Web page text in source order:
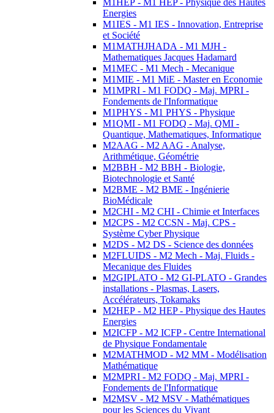
M1HEP - M1 HEP - Physique des Hautes
Energies
M1IES - M1 IES - Innovation, Entreprise
et Société
M1MATHJHADA - M1 MJH -
Mathematiques Jacques Hadamard
M1MEC - M1 Mech - Mecanique
M1MIE - M1 MiE - Master en Economie
M1MPRI - M1 FODQ - Maj. MPRI -
Fondements de l'Informatique
M1PHYS - M1 PHYS - Physique
M1QMI - M1 FODQ - Maj. QMI -
Quantique, Mathematiques, Informatique
M2AAG - M2 AAG - Analyse,
Arithmétique, Géométrie
M2BBH - M2 BBH - Biologie,
Biotechnologie et Santé
M2BME - M2 BME - Ingénierie
BioMédicale
M2CHI - M2 CHI - Chimie et Interfaces
M2CPS - M2 CCSN - Maj. CPS -
Système Cyber Physique
M2DS - M2 DS - Science des données
M2FLUIDS - M2 Mech - Maj. Fluids -
Mecanique des Fluides
M2GIPLATO - M2 GI-PLATO - Grandes
installations - Plasmas, Lasers,
Accélérateurs, Tokamaks
M2HEP - M2 HEP - Physique des Hautes
Energies
M2ICFP - M2 ICFP - Centre International
de Physique Fondamentale
M2MATHMOD - M2 MM - Modélisation
Mathématique
M2MPRI - M2 FODQ - Maj. MPRI -
Fondements de l'Informatique
M2MSV - M2 MSV - Mathématiques
pour les Sciences du Vivant